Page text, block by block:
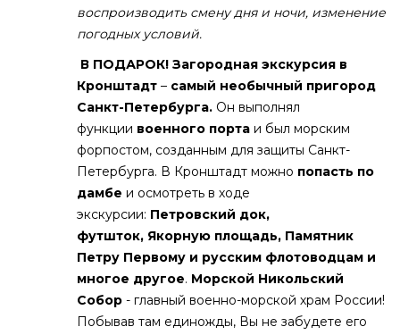
воспроизводить смену дня и ночи, изменение
погодных условий.
В ПОДАРОК! Загородная экскурсия в
Кронштадт – самый необычный пригород
Санкт-Петербурга. Он выполнял
функции военного порта и был морским
форпостом, созданным для защиты Санкт-
Петербурга. В Кронштадт можно попасть по
дамбе и осмотреть в ходе
экскурсии: Петровский док,
футшток, Якорную площадь, Памятник
Петру Первому и русским флотоводцам и
многое другое. Морской Никольский
Собор - главный военно-морской храм России!
Побывав там единожды, Вы не забудете его